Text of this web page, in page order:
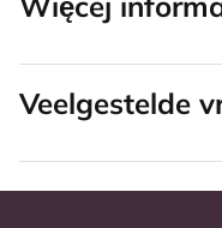
Veelgestelde